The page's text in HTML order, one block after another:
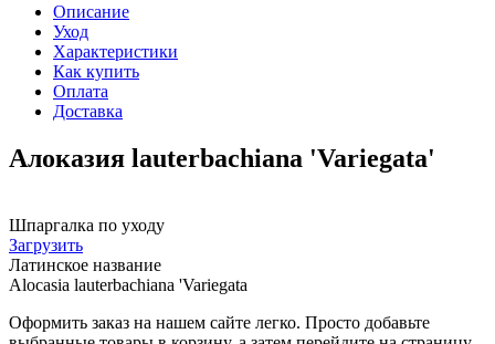
Описание
Уход
Характеристики
Как купить
Оплата
Доставка
Алоказия lauterbachiana 'Variegata'
Шпаргалка по уходу
Загрузить
Латинское название
Alocasia lauterbachiana 'Variegata
Оформить заказ на нашем сайте легко. Просто добавьте